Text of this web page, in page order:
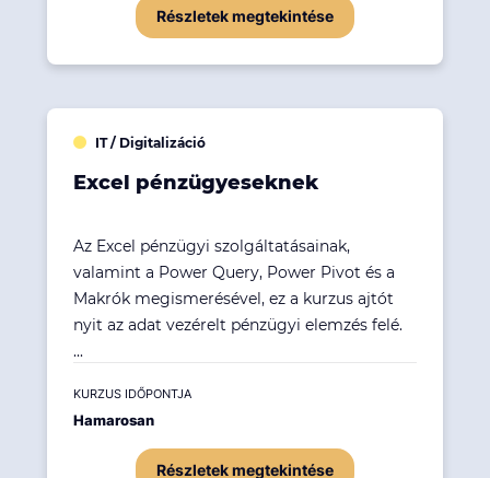
Részletek megtekintése
IT / Digitalizáció
Excel pénzügyeseknek
Az Excel pénzügyi szolgáltatásainak,
valamint a Power Query, Power Pivot és a
Makrók megismerésével, ez a kurzus ajtót
nyit az adat vezérelt pénzügyi elemzés felé.
...
KURZUS IDŐPONTJA
Hamarosan
Részletek megtekintése